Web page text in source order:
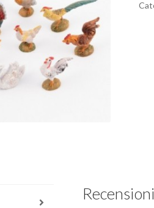
Recensioni